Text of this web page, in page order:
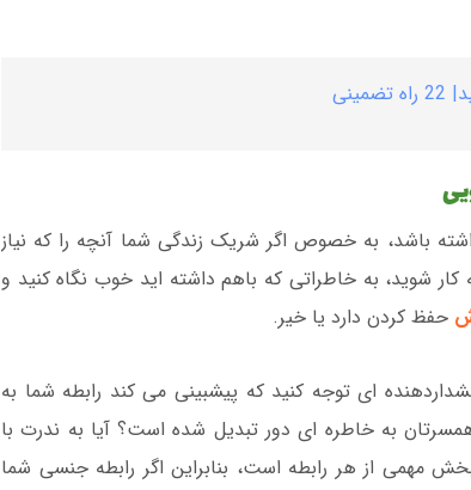
باشد، به خصوص اگر شریک زندگی شما آنچه را که نیاز
کار شوید، به خاطراتی که باهم داشته اید خوب نگاه کنید و
حفظ کردن دارد یا خیر.
ای توجه کنید که پیشبینی می کند رابطه شما به
به خاطره ای دور تبدیل شده است؟ آیا به ندرت با
مهمی از هر رابطه است، بنابراین اگر رابطه جنسی شما